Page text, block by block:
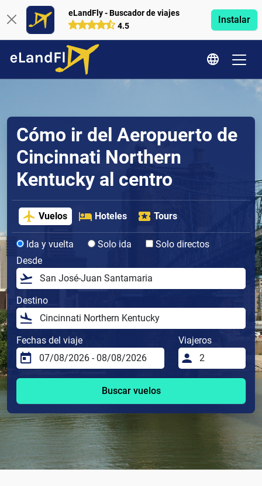
eLandFly - Buscador de viajes
4.5
Instalar
Cómo ir del Aeropuerto de
Cincinnati Northern
Kentucky al centro
Vuelos Hoteles Tours
Ida y vuelta Solo ida
Solo directos
Desde
Destino
Fechas del viaje Viajeros
Buscar vuelos